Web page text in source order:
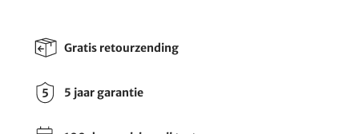
Gratis retourzending
5 jaar garantie